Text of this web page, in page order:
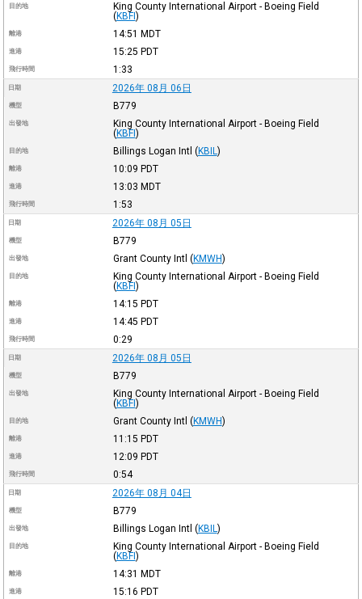
目的地
King County International Airport - Boeing Field
(KBFI)
離港 14:51 MDT
進港 15:25 PDT
飛行時間 1:33
日期 2026年 08月 06日
機型 B779
出發地
King County International Airport - Boeing Field
(KBFI )
目的地 Billings Logan Intl (KBIL)
離港 10:09 PDT
進港 13:03 MDT
飛行時間 1:53
日期 2026年 08月 05日
機型 B779
出發地 Grant County Intl (KMWH)
目的地
King County International Airport - Boeing Field
(KBFI)
離港 14:15 PDT
進港 14:45 PDT
飛行時間 0:29
日期 2026年 08月 05日
機型 B779
出發地
King County International Airport - Boeing Field
(KBFI )
目的地 Grant County Intl (KMWH)
離港 11:15 PDT
進港 12:09 PDT
飛行時間 0:54
日期 2026年 08月 04日
機型 B779
出發地 Billings Logan Intl (KBIL)
目的地
King County International Airport - Boeing Field
(KBFI)
離港 14:31 MDT
進港 15:16 PDT